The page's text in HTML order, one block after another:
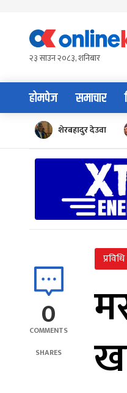
content२३ साउन २०८३, शनिबार
होमपेज समाचार
शेरबहादुर देउवा
0
COMMENTS
SHARES